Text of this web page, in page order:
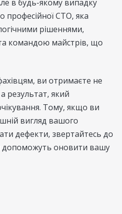
в будь-якому випадку
професійної СТО, яка
рішеннями,
командою майстрів, що
ви отримаєте не
результат, який
Тому, якщо ви
вигляд вашого
дефекти, звертайтесь до
допоможуть оновити вашу